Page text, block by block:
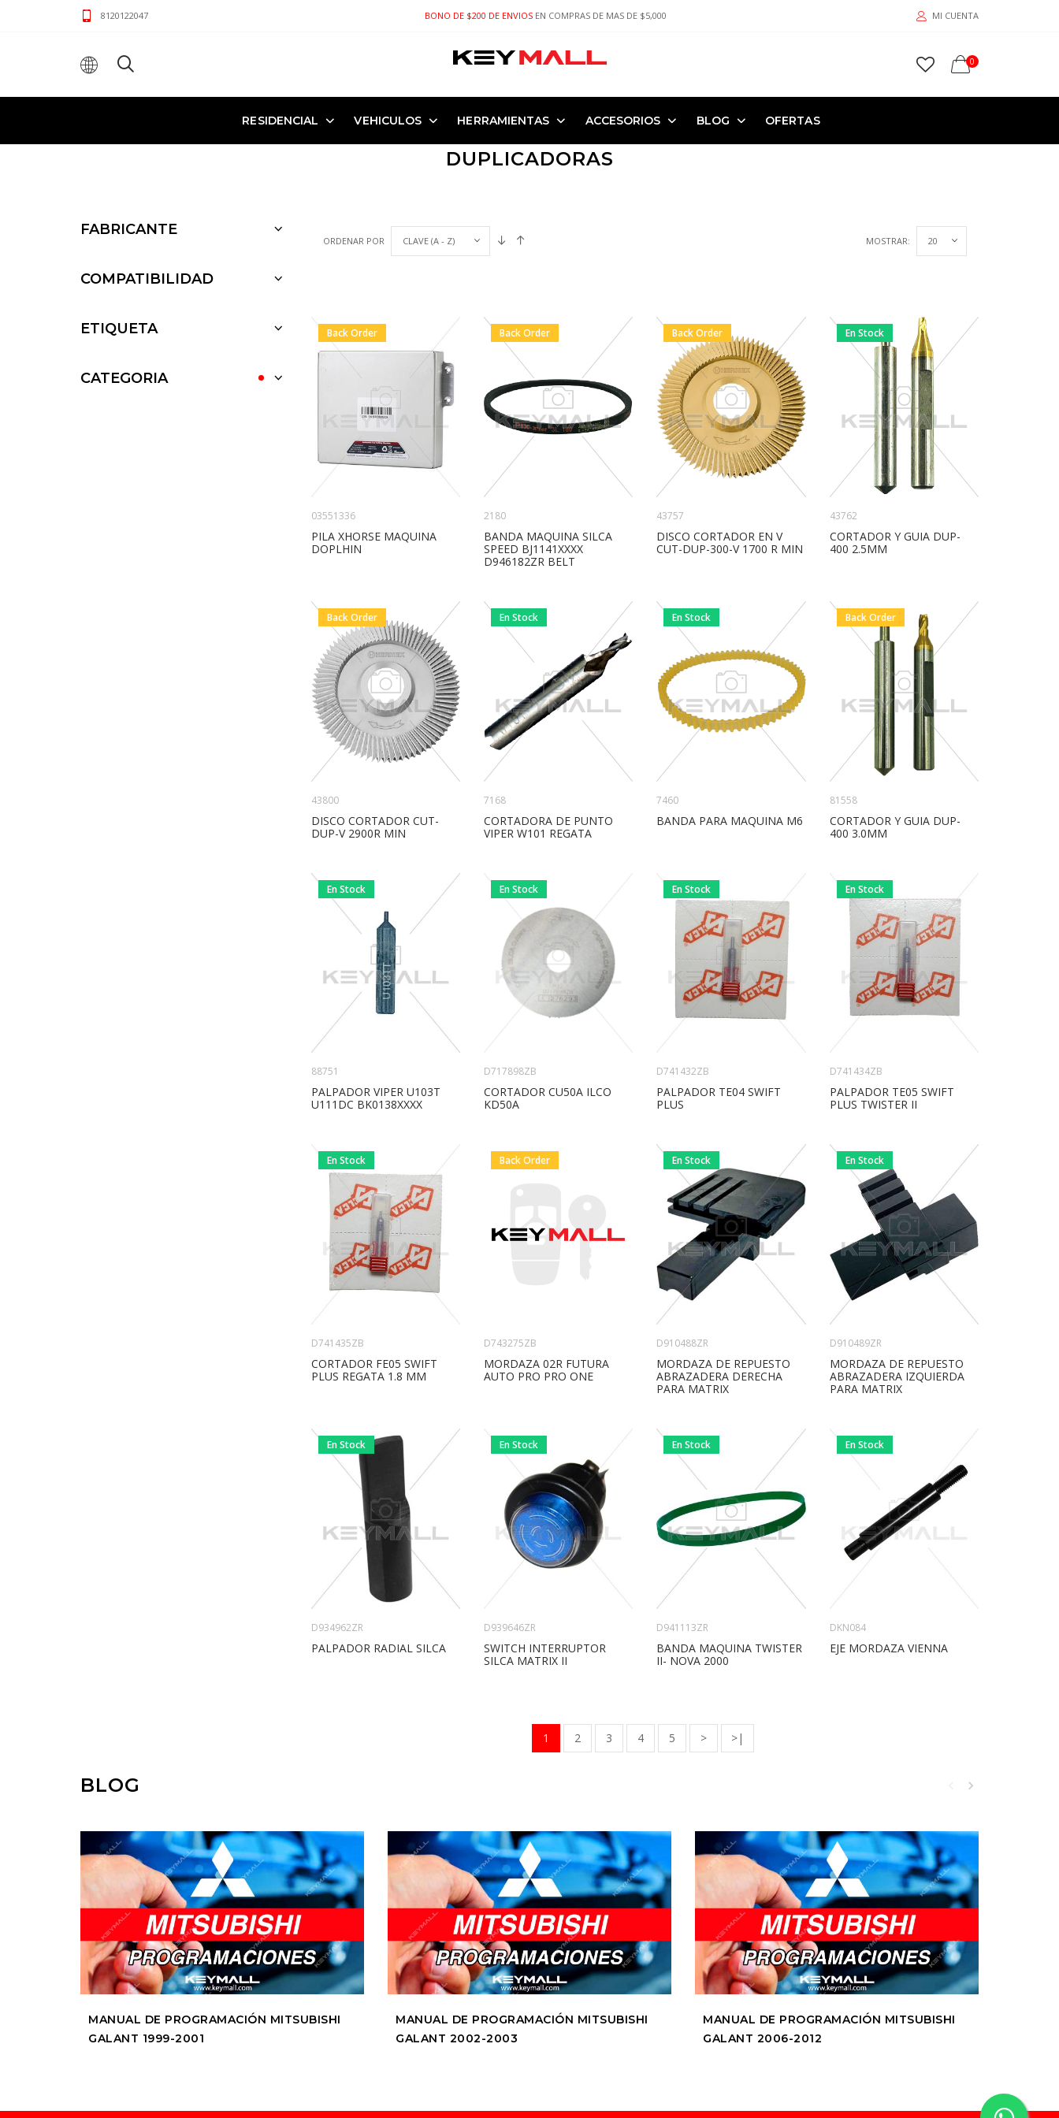
8120122047 BONO DE $200 DE ENVIOS EN COMPRAS DE MAS DE $5,000 MI CUENTA
0
RESIDENCIAL VEHICULOS HERRAMIENTAS ACCESORIOS BLOG OFERTAS
DUPLICADORAS
FABRICANTE
COMPATIBILIDAD
ETIQUETA
CATEGORIA
ORDENAR POR MOSTRAR:
Back Order
03551336
PILA XHORSE MAQUINA
DOPLHIN
Back Order
2180
BANDA MAQUINA SILCA
SPEED BJ1141XXXX
D946182ZR BELT
Back Order
43757
DISCO CORTADOR EN V
CUT-DUP-300-V 1700 R MIN
En Stock
43762
CORTADOR Y GUIA DUP-
400 2.5MM
Back Order
43800
DISCO CORTADOR CUT-
DUP-V 2900R MIN
En Stock
7168
CORTADORA DE PUNTO
VIPER W101 REGATA
En Stock
7460
BANDA PARA MAQUINA M6
Back Order
81558
CORTADOR Y GUIA DUP-
400 3.0MM
En Stock
88751
PALPADOR VIPER U103T
U111DC BK0138XXXX
En Stock
D717898ZB
CORTADOR CU50A ILCO
KD50A
En Stock
D741432ZB
PALPADOR TE04 SWIFT
PLUS
En Stock
D741434ZB
PALPADOR TE05 SWIFT
PLUS TWISTER II
En Stock
D741435ZB
CORTADOR FE05 SWIFT
PLUS REGATA 1.8 MM
Back Order
D743275ZB
MORDAZA 02R FUTURA
AUTO PRO PRO ONE
En Stock
D910488ZR
MORDAZA DE REPUESTO
ABRAZADERA DERECHA
PARA MATRIX
En Stock
D910489ZR
MORDAZA DE REPUESTO
ABRAZADERA IZQUIERDA
PARA MATRIX
En Stock
D934962ZR
PALPADOR RADIAL SILCA
En Stock
D939646ZR
SWITCH INTERRUPTOR
SILCA MATRIX II
En Stock
D941113ZR
BANDA MAQUINA TWISTER
II- NOVA 2000
En Stock
DKN084
EJE MORDAZA VIENNA
1 2 3 4 5 > >|
BLOG
MANUAL DE PROGRAMACIÓN MITSUBISHI
GALANT 1999-2001
MANUAL DE PROGRAMACIÓN MITSUBISHI
GALANT 2002-2003
MANUAL DE PROGRAMACIÓN MITSUBISHI
GALANT 2006-2012